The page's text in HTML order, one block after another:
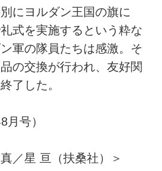
にヨルダン王国の旗に
式を実施するという粋な
軍の隊員たちは感激。そ
の交換が行われ、友好関
了した。
月号）
／星 亘（扶桑社）＞